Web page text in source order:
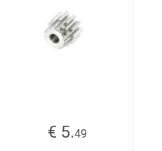
€ 5.49